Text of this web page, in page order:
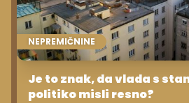
NEPREMIČNINE
Je to znak, da vlada s
politiko misli resno?